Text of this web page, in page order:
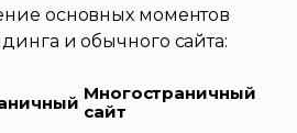
основных моментов
и обычного сайта:
Многостраничный
сайт